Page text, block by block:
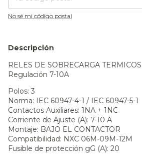
No sé mi código postal
Descripción
RELES DE SOBRECARGA
Regulación 7-10A
Polos: 3
Norma: IEC 60947-4-1 / IEC 60947-5-1
Contactos Auxiliares: 1NA + 1NC
Corriente de Ajuste (A): 7-10 A
Montaje: BAJO EL CONTACTOR
Compatibilidad: NXC 06M-09M-12M
Fusible de protección gG (A): 20